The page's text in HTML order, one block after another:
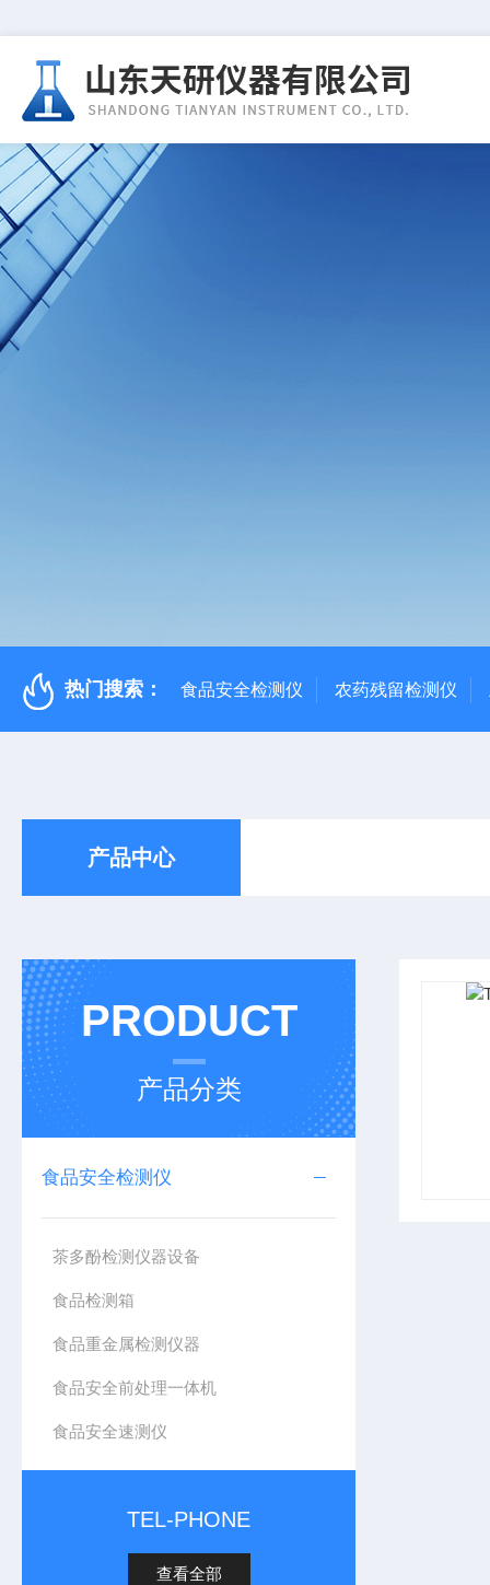
热门搜索： 食品安全检测仪 农药残留检测仪
产品中心
PRODUCT
产品分类
食品安全检测仪
茶多酚检测仪器设备
食品检测箱
食品重金属检测仪器
食品安全前处理一体机
食品安全速测仪
TEL-PHONE
查看全部